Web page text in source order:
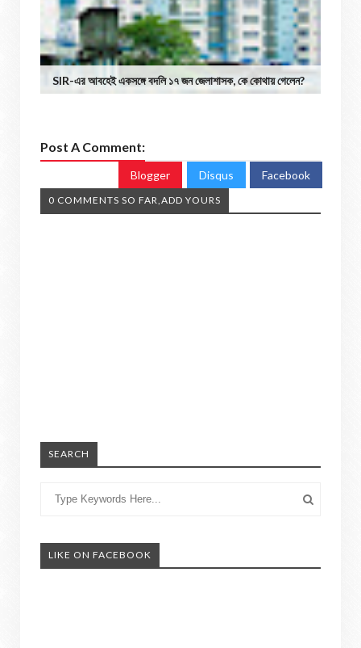
SIR-এর আবহেই একসঙ্গে বদলি ১৭ জন জেলাশাসক, কে কোথায় গেলেন?
Post A Comment:
Blogger Disqus Facebook
0 COMMENTS SO FAR,ADD YOURS
SEARCH
LIKE ON FACEBOOK